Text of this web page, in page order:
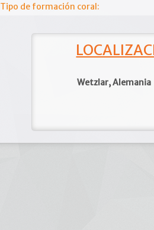
Tipo de formación coral:
Wetzlar, Alemania